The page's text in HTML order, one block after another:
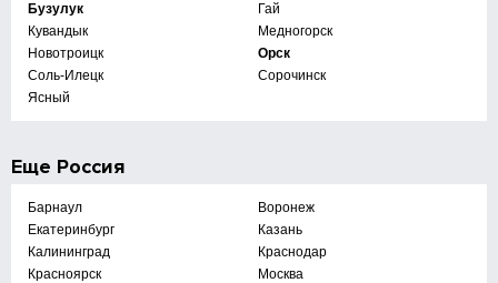
Бузулук
Гай
Кувандык
Медногорск
Новотроицк
Орск
Соль-Илецк
Сорочинск
Ясный
Еще Россия
Барнаул
Воронеж
Екатеринбург
Казань
Калининград
Краснодар
Красноярск
Москва